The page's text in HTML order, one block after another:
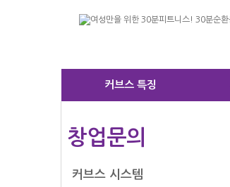
커브스 특징
창업문의
커브스 시스템